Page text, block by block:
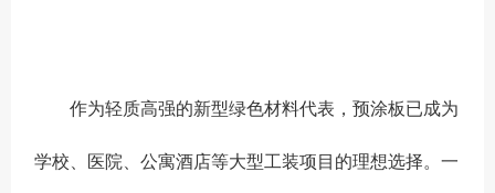
作为轻质高强的新型绿色材料代表，预涂板已成为
学校、医院、公寓酒店等大型工装项目的理想选择。一